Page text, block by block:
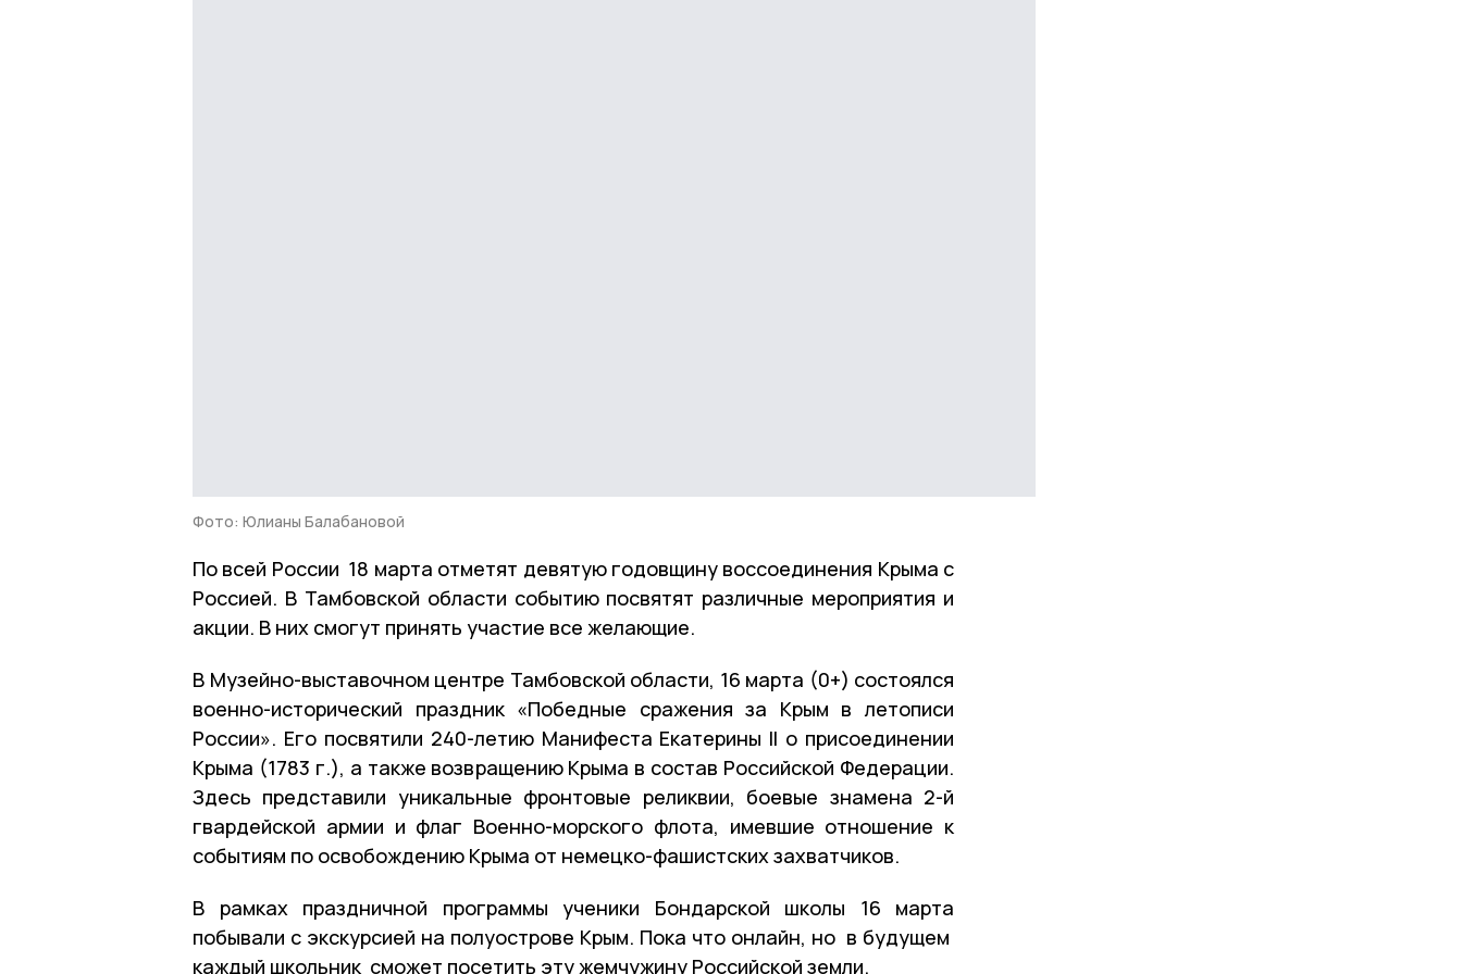
Фото: Юлианы Балабановой
По всей России 18 марта отметят девятую годовщину воссоединения Крыма с
Россией. В Тамбовской области событию посвятят различные мероприятия и
акции. В них смогут принять участие все желающие.
В Музейно-выставочном центре Тамбовской области, 16 марта (0+) состоялся
военно-исторический праздник «Победные сражения за Крым в летописи
России». Его посвятили 240-летию Манифеста Екатерины II о присоединении
Крыма (1783 г.), а также возвращению Крыма в состав Российской Федерации.
Здесь представили уникальные фронтовые реликвии, боевые знамена 2-й
гвардейской армии и флаг Военно-морского флота, имевшие отношение к
событиям по освобождению Крыма от немецко-фашистских захватчиков.
В рамках праздничной программы ученики Бондарской школы 16 марта
побывали с экскурсией на полуострове Крым. Пока что онлайн, но в будущем
каждый школьник сможет посетить эту жемчужину Российской земли.